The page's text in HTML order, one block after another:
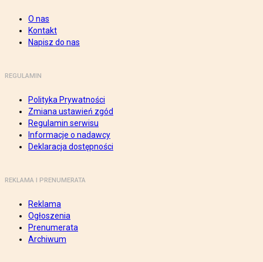
O nas
Kontakt
Napisz do nas
REGULAMIN
Polityka Prywatności
Zmiana ustawień zgód
Regulamin serwisu
Informacje o nadawcy
Deklaracja dostępności
REKLAMA I PRENUMERATA
Reklama
Ogłoszenia
Prenumerata
Archiwum